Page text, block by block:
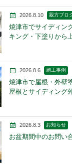
2026.8.10 親方ブロ
焼津市でサイディン
キング・下塗りから
2026.8.6 施工事例
焼津市で屋根・外壁
屋根とサイディング
2026.8.3 お知らせ
お盆期間中のお問い